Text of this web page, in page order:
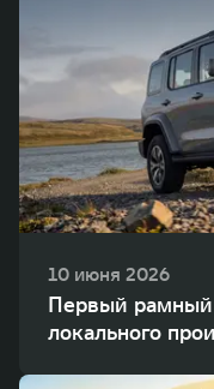
10 июня 2026
Первый
локального